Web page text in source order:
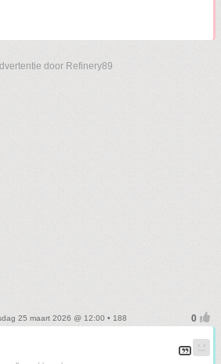
door Refinery89
25 maart 2026 @ 12:00 • 188